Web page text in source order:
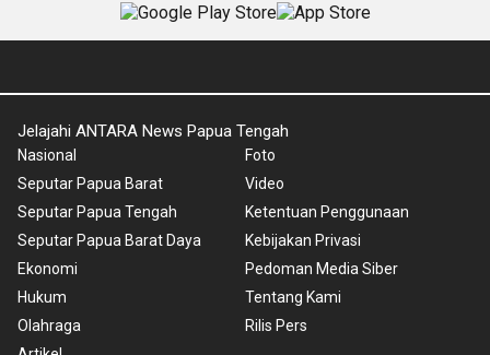
Jelajahi ANTARA News Papua Tengah
Nasional
Seputar Papua Barat
Seputar Papua Tengah
Seputar Papua Barat Daya
Ekonomi
Hukum
Olahraga
Foto
Video
Ketentuan Penggunaan
Kebijakan Privasi
Pedoman Media Siber
Tentang Kami
Rilis Pers